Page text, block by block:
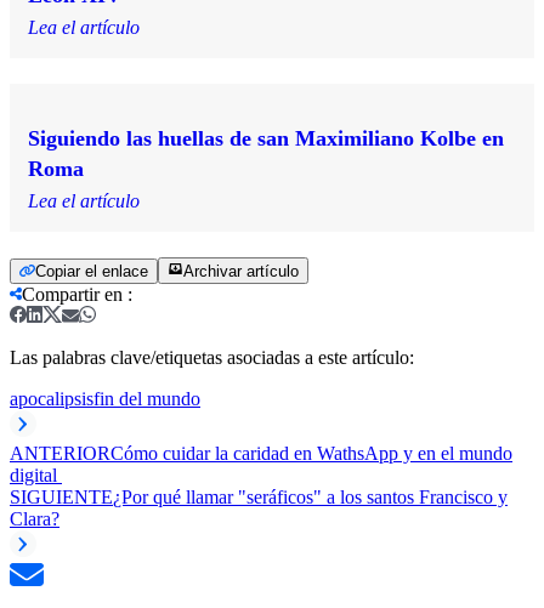
Lea el artículo
Siguiendo las huellas de san Maximiliano Kolbe en
Roma
Lea el artículo
Copiar el enlace Archivar artículo
Compartir en :
Las palabras clave/etiquetas asociadas a este artículo:
apocalipsisfin del mundo
ANTERIORCómo cuidar la caridad en WathsApp y en el mundo
digital
SIGUIENTE¿Por qué llamar "seráficos" a los santos Francisco y
Clara?